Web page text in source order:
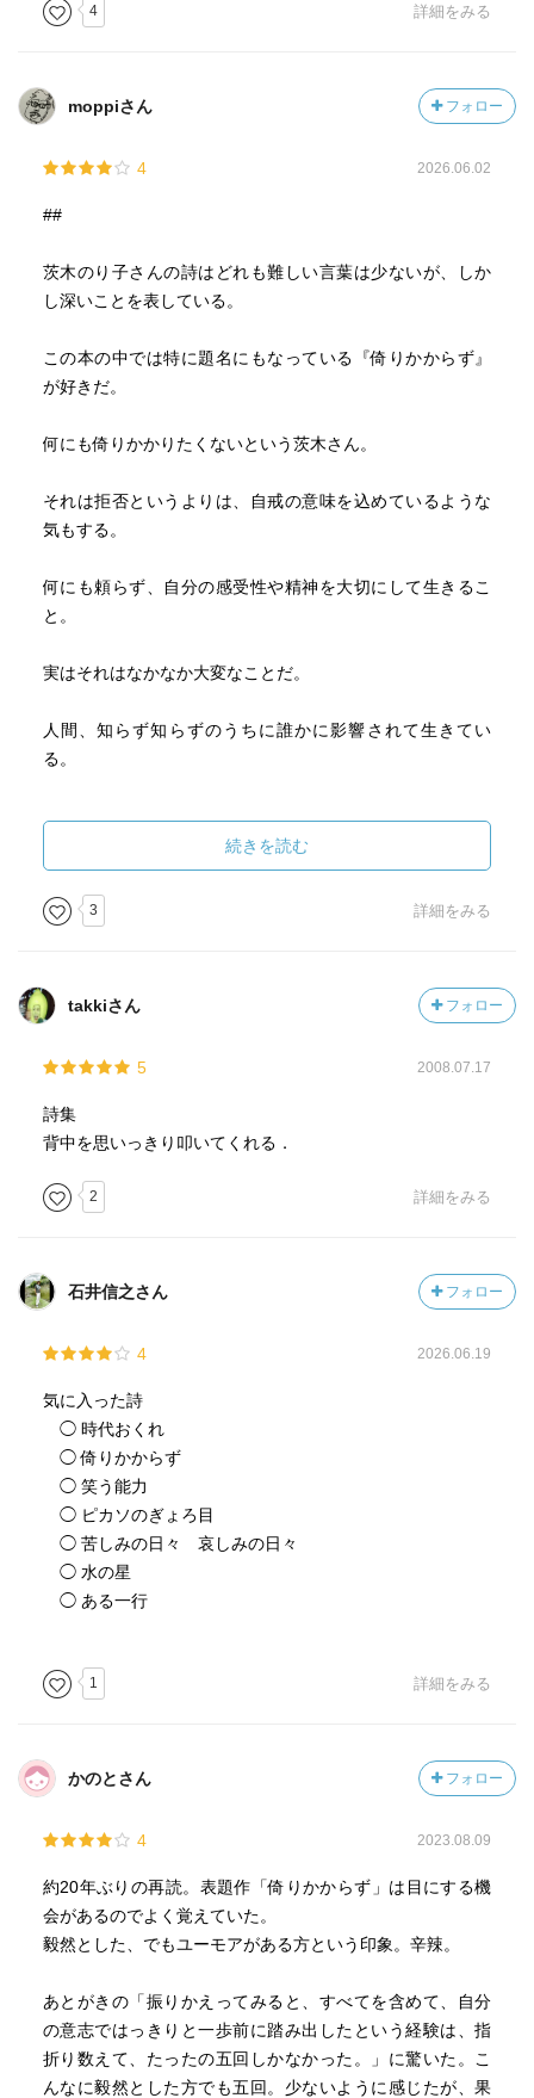
4 詳細をみる
moppiさん フォロー
4 2026.06.02
##
茨木のり子さんの詩はどれも難しい言葉は少ないが、しか
し深いことを表している。
この本の中では特に題名にもなっている『倚りかからず』
が好きだ。
何にも倚りかかりたくないという茨木さん。
それは拒否というよりは、自戒の意味を込めているような
気もする。
何にも頼らず、自分の感受性や精神を大切にして生きるこ
と。
実はそれはなかなか大変なことだ。
人間、知らず知らずのうちに誰かに影響されて生きてい
る。
それをやらないというのは大変なことだが、だからこそそ
うしている人を見て憧れたりするんだろう。
信念がなく薄っぺらいのに世の中に蔓延っているような何
たいという決意というような感じだろうか。
現代は特に情報が洪水のように溢れて流れているから、よ
ろう。
続きを読む
3 詳細をみる
takkiさん フォロー
5 2008.07.17
詩集
背中を思いっきり叩いてくれる．
2 詳細をみる
石井信之さん フォロー
4 2026.06.19
気に入った詩
◯ 時代おくれ
◯ 倚りかからず
◯ 笑う能力
◯ ピカソのぎょろ目
◯ 苦しみの日々 哀しみの日々
◯ 水の星
◯ ある一行
1 詳細をみる
かのとさん フォロー
4 2023.08.09
約20年ぶりの再読。表題作「倚りかからず」は目にする機
会があるのでよく覚えていた。
毅然とした、でもユーモアがある方という印象。辛辣。
あとがきの「振りかえってみると、すべてを含めて、自分
の意志ではっきりと一歩前に踏み出したという経験は、指
折り数えて、たったの五回しかなかった。」に驚いた。こ
んなに毅然とした方でも五回。少ないように感じたが、果